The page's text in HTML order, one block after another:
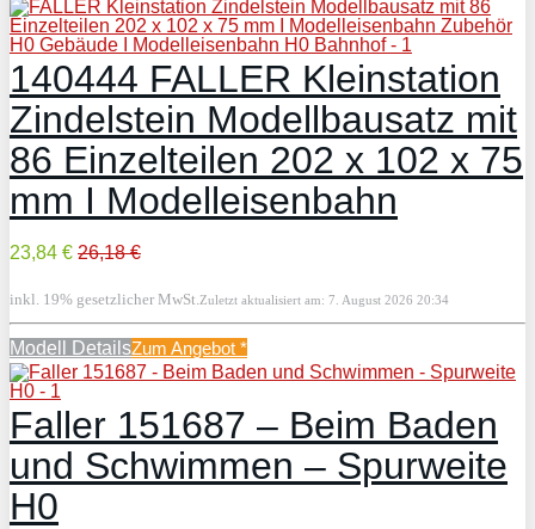
140444 FALLER Kleinstation
Zindelstein Modellbausatz mit
86 Einzelteilen 202 x 102 x 75
mm I Modelleisenbahn
23,84 € 26,18 €
inkl. 19% gesetzlicher MwSt. Zuletzt aktualisiert am: 7. August 2026 20:34
Modell DetailsZum Angebot *
Faller 151687 – Beim Baden
und Schwimmen – Spurweite
H0